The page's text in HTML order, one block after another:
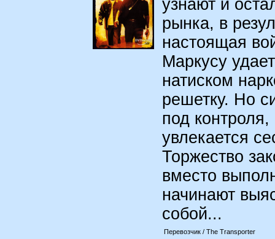
узнают и
рынка, в
настоящая
Маркусу
натиском
решетку. Но
под
увлекается
Торжество
вместо
начинают
собой...
Перевозчик / The Transporter